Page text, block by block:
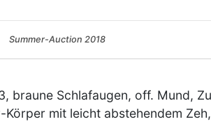
Summer-Auction 2018
braune Schlafaugen, off. Mund,
mit leicht abstehendem